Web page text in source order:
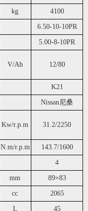
kg 4100
6.50-10-10PR
5.00-8-10PR
V/Ah 12/80
K21
Nissan尼桑
Kw/r.p.m 31.2/2250
N.m/r.p.m 143.7/1600
4
mm 89×83
cc 2065
L 45